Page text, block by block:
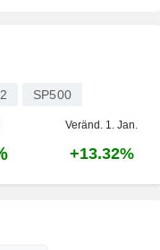
SP500
Veränd. 1. Jan.
+13.32%